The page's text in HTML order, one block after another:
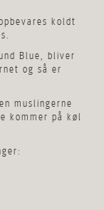
koldt
Blue, bliver
og så er
muslingerne
kommer på køl